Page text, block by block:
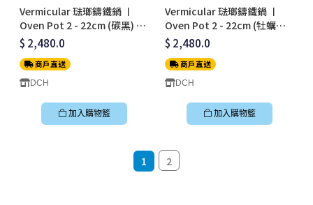
Vermicular 琺瑯鑄鐵鍋 〡
Oven Pot 2 - 22cm (碳黑) 〡
無水料理鍋〡OP2R22S-BK
$ 2,480.0
商戶直送
DCH
加入購物籃
Vermicular 琺瑯鑄鐵鍋 〡
Oven Pot 2 - 22cm (牡蠣灰)
〡無水料理鍋〡OP2R22S-GY
$ 2,480.0
商戶直送
DCH
加入購物籃
1 2